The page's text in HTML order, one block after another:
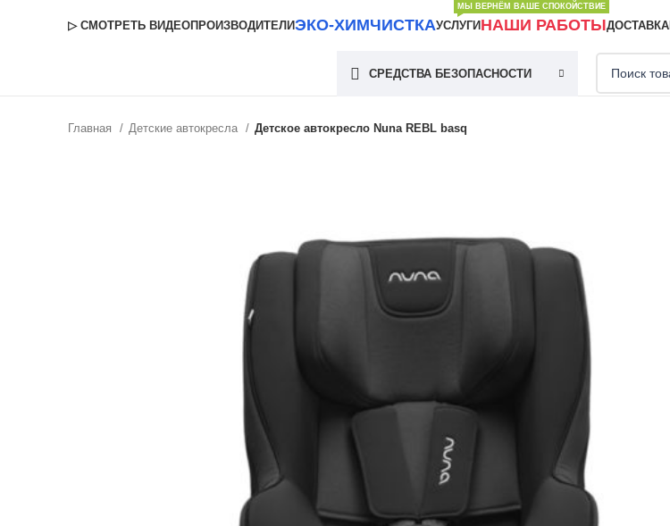
▷ СМОТРЕТЬ ВИДЕОПРОИЗВОДИТЕЛИЭКО-ХИМЧИСТКАУСЛУГИ
МЫ ВЕРНЁМ ВАШЕ СПОКОЙСТВИЕ
НАШИ РАБОТЫДОСТАВКА
СРЕДСТВА БЕЗОПАСНОСТИ
Главная Детские автокресла Детское автокресло Nuna REBL basq